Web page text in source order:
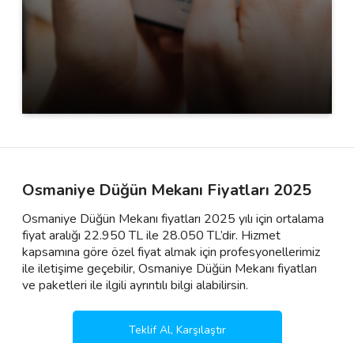
Osmaniye Düğün Mekanı Fiyatları 2025
Osmaniye Düğün Mekanı fiyatları 2025 yılı için ortalama
fiyat aralığı 22.950 TL ile 28.050 TL’dir. Hizmet
kapsamına göre özel fiyat almak için profesyonellerimiz
ile iletişime geçebilir, Osmaniye Düğün Mekanı fiyatları
ve paketleri ile ilgili ayrıntılı bilgi alabilirsin.
Teklif Al, Karşılaştır